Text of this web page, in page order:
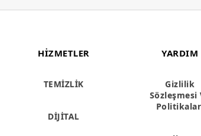
HIZMETLER
TEMİZLİK
DİJİTAL
YARDIM
Gizlilik
Sözleşmesi